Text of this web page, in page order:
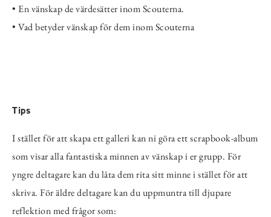
• En vänskap de värdesätter inom Scouterna.
• Vad betyder vänskap för dem inom Scouterna
Tips
I stället för att skapa ett galleri kan ni göra ett scrapbook-album
som visar alla fantastiska minnen av vänskap i er grupp. För
yngre deltagare kan du låta dem rita sitt minne i stället för att
skriva. För äldre deltagare kan du uppmuntra till djupare
reflektion med frågor som: